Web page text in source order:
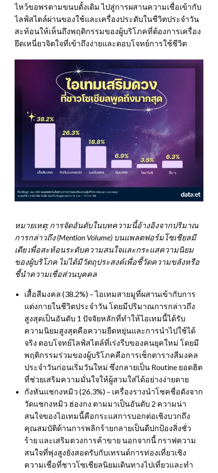
ไหว้ขอพรตามขนบดั้งเดิม ไปสู่การผสานความเชื่อเข้ากับ
ไลฟ์สไตล์ผ่านของใช้และเครื่องประดับในชีวิตประจำวัน
สะท้อนให้เห็นถึงพฤติกรรมของผู้บริโภคที่ต้องการเครื่อง
ยึดเหนี่ยวจิตใจที่เข้าถึงง่ายและตอบโจทย์การใช้ชีวิต
หมายเหตุ: การจัดอันดับในบทความนี้อ้างอิงจากปริมาณ
การกล่าวถึง (Mention Volume) บนแพลตฟอร์มโซเชียลมี
เดีย เพื่อสะท้อนระดับความสนใจและกระแสความนิยม
ของผู้บริโภค ไม่ได้มีวัตถุประสงค์เพื่อชี้วัดความขลังหรือ
ชี้นำความเชื่อส่วนบุคคล
เสื้อสีมงคล (38.2%) – ไอเทมสายมูที่ผสานเข้ากับการ
แต่งกายในชีวิตประจำวัน โดยมีปริมาณการกล่าวถึง
สูงสุดเป็นอันดับ 1 ปัจจัยหลักที่ทำให้ไอเทมนี้ได้รับ
ความนิยมสูงสุดคือความยืดหยุ่นและการนำไปใช้ได้
จริง ตอบโจทย์ไลฟ์สไตล์ที่เร่งรีบของคนยุคใหม่ โดยมี
พฤติกรรมร่วมของผู้บริโภคคือการเช็กตารางสีมงคล
ประจำวันก่อนเริ่มวันใหม่ ซึ่งกลายเป็น Routine ยอดฮิต
ที่ช่วยเสริมความมั่นใจให้ผู้สวมใส่ได้อย่างง่ายดาย
กังหันแชกงหมิว (26.3%) – เครื่องรางนำโชคชื่อดังจาก
วัดแชกงหมิว ฮ่องกง ตามมาเป็นอันดับ 2 ความน่า
สนใจของไอเทมนี้คือกระแสการบอกต่อเชิงบวกถึง
คุณสมบัติด้านการพลิกร้ายกลายเป็นดีปกป้องสิ่งชั่ว
ร้าย และเสริมดวงการค้าขาย นอกจากนี้ กราฟความ
สนใจที่พุ่งสูงยังสอดรับกับเทรนด์การท่องเที่ยวเชิง
ความเชื่อที่ชาวโซเชียลนิยมเดินทางไปเที่ยวและทำ